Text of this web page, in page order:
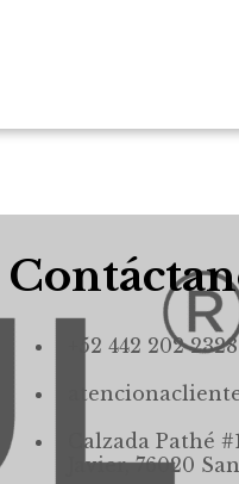
+52 442 202 2328
Calzada Pathé
Javier, 76020